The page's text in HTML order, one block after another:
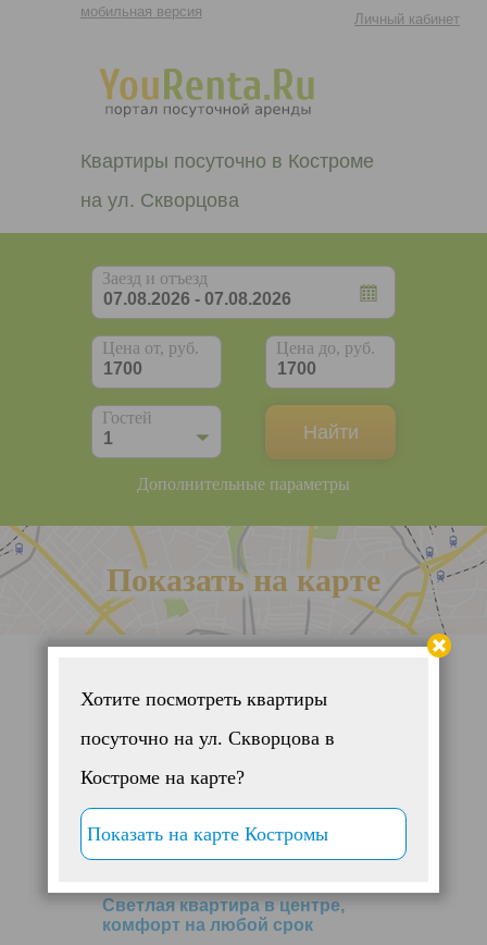
мобильная версия Личный кабинет
Квартиры посуточно в Костроме
на ул. Скворцова
Заезд и отъезд
Цена от, руб. Цена до, руб.
Гостей
Дополнительные параметры
Показать на карте
Светлая квартира в центре,
комфорт на любой срок
Хотите посмотреть квартиры
посуточно на ул. Скворцова в
Костроме на карте?
Показать на карте Костромы